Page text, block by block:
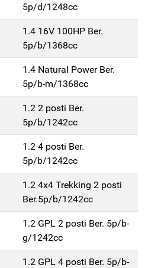
5p/d/1248cc
1.4 16V 100HP Ber.
5p/b/1368cc
1.4 Natural Power Ber.
5p/b-m/1368cc
1.2 2 posti Ber.
5p/b/1242cc
1.2 4 posti Ber.
5p/b/1242cc
1.2 4x4 Trekking 2 posti
Ber.5p/b/1242cc
1.2 GPL 2 posti Ber. 5p/b-
g/1242cc
1.2 GPL 4 posti Ber. 5p/b-